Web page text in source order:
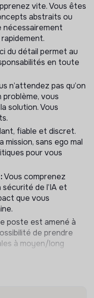
:Identifie de
de rationaliser,
à faible valeur
qui pourraient être
« projet » permanent
par tous les moyens
des cadences de
de direction et
à des décisions
Identifie de manière
ou les
solutions sans
lacunes
Construit des
pour le
Constitue la
vite. Vous êtes
abstraits ou
nécessairement
du détail permet au
en toute
n’attendez pas qu’on
problème, vous
solution. Vous
fiable et discret.
mission, sans ego mal
pour vous
Vous comprenez
sécurité de l’IA et
que vous
poste est amené à
de prendre
à moyen/long